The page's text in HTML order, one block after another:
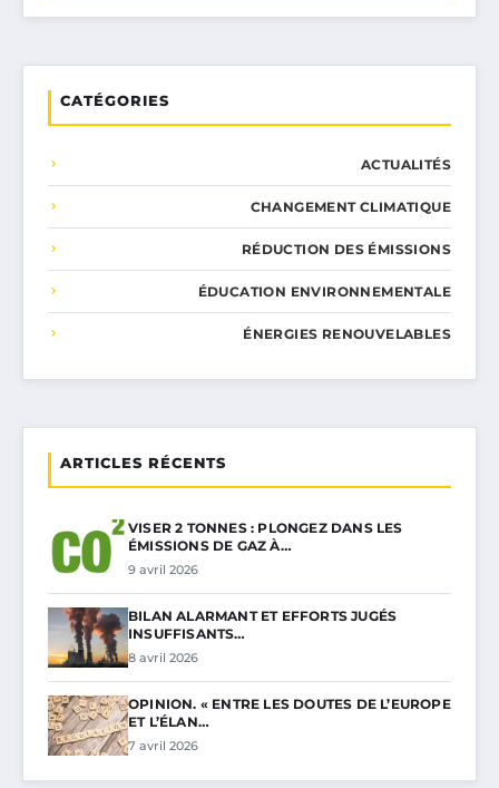
CATÉGORIES
ACTUALITÉS
CHANGEMENT CLIMATIQUE
RÉDUCTION DES ÉMISSIONS
ÉDUCATION ENVIRONNEMENTALE
ÉNERGIES RENOUVELABLES
ARTICLES RÉCENTS
VISER 2 TONNES : PLONGEZ DANS LES
ÉMISSIONS DE GAZ À…
9 avril 2026
BILAN ALARMANT ET EFFORTS JUGÉS
INSUFFISANTS…
8 avril 2026
OPINION. « ENTRE LES DOUTES DE L’EUROPE
ET L’ÉLAN…
7 avril 2026